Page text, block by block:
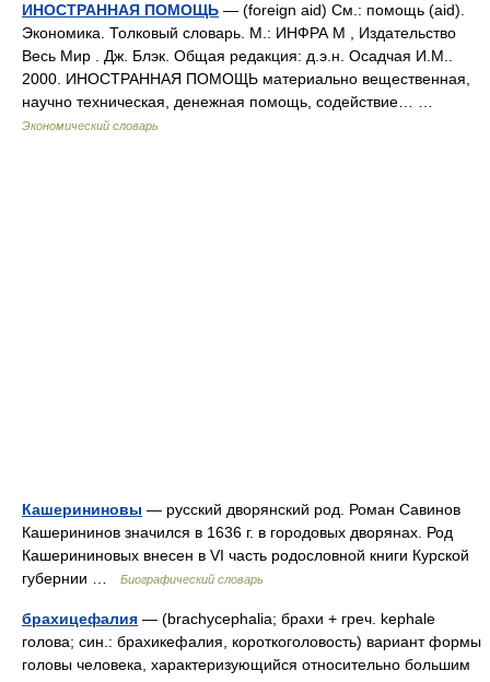
ИНОСТРАННАЯ ПОМОЩЬ — (foreign aid) См.: помощь (aid).
Экономика. Толковый словарь. М.: ИНФРА М , Издательство
Весь Мир . Дж. Блэк. Общая редакция: д.э.н. Осадчая И.М..
2000. ИНОСТРАННАЯ ПОМОЩЬ материально вещественная,
научно техническая, денежная помощь, содействие… …
Экономический словарь
Кашерининовы — русский дворянский род. Роман Савинов
Кашерининов значился в 1636 г. в городовых дворянах. Род
Кашерининовых внесен в VI часть родословной книги Курской
губернии …
Биографический словарь
брахицефалия — (brachycephalia; брахи + греч. kephale
голова; син.: брахикефалия, короткоголовость) вариант формы
головы человека, характеризующийся относительно большим